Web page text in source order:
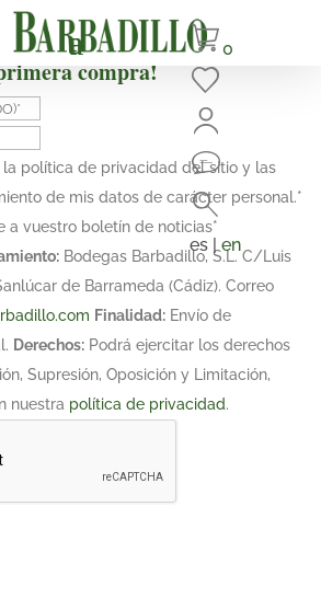
un 10% de descuento en tu
compra!
la política de privacidad del sitio y las
de mis datos de carácter personal.*
a vuestro boletín de noticias*
Bodegas Barbadillo, S.L. C/Luis
de Barrameda (Cádiz). Correo
Finalidad: Envío de
Derechos: Podrá ejercitar los derechos
Supresión, Oposición y Limitación,
nuestra política de privacidad.
0
es |en